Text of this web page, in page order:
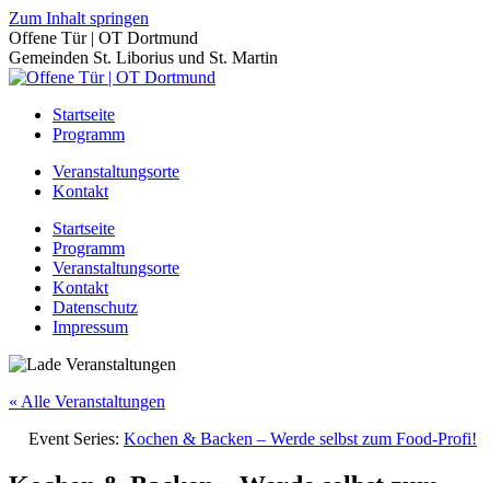
Zum Inhalt springen
Offene Tür | OT Dortmund
Gemeinden St. Liborius und St. Martin
Startseite
Programm
Veranstaltungsorte
Kontakt
Startseite
Programm
Veranstaltungsorte
Kontakt
Datenschutz
Impressum
« Alle Veranstaltungen
Event Series: Kochen & Backen – Werde selbst zum Food-Profi!